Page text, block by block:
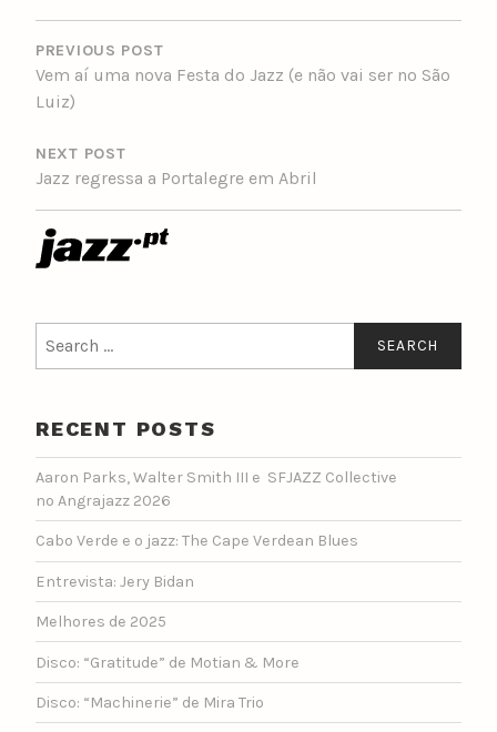
POST
NAVIGATION
PREVIOUS POST
Vem aí uma nova Festa do Jazz (e não vai ser no São
Luiz)
NEXT POST
Jazz regressa a Portalegre em Abril
for:
RECENT POSTS
Aaron Parks, Walter Smith III e SFJAZZ Collective
no Angrajazz 2026
Cabo Verde e o jazz: The Cape Verdean Blues
Entrevista: Jery Bidan
Melhores de 2025
Disco: “Gratitude” de Motian & More
Disco: “Machinerie” de Mira Trio